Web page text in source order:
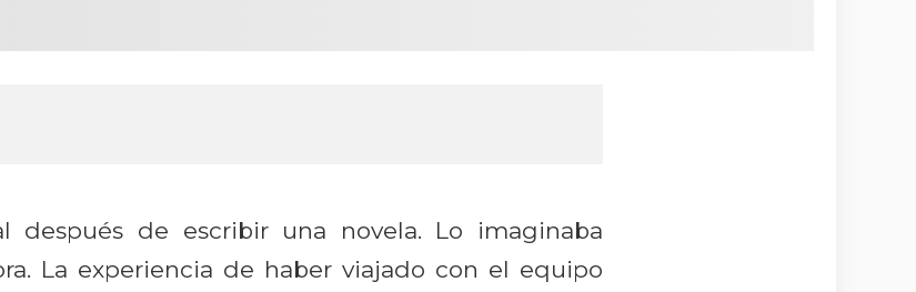
después de escribir una novela. Lo imaginaba
La experiencia de haber viajado con el equipo